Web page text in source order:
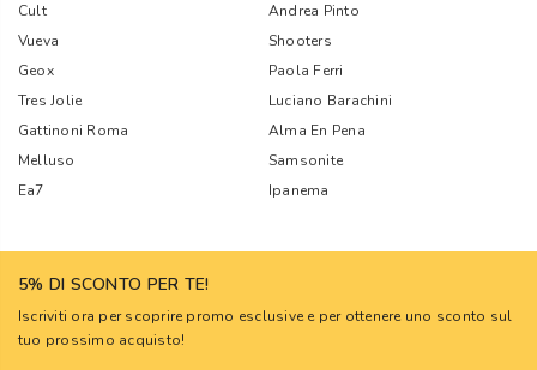
Cult
Andrea Pinto
Vueva
Shooters
Geox
Paola Ferri
Tres Jolie
Luciano Barachini
Gattinoni Roma
Alma En Pena
Melluso
Samsonite
Ea7
Ipanema
5% DI SCONTO PER TE!
Iscriviti ora per scoprire promo esclusive e per ottenere uno sconto sul
tuo prossimo acquisto!